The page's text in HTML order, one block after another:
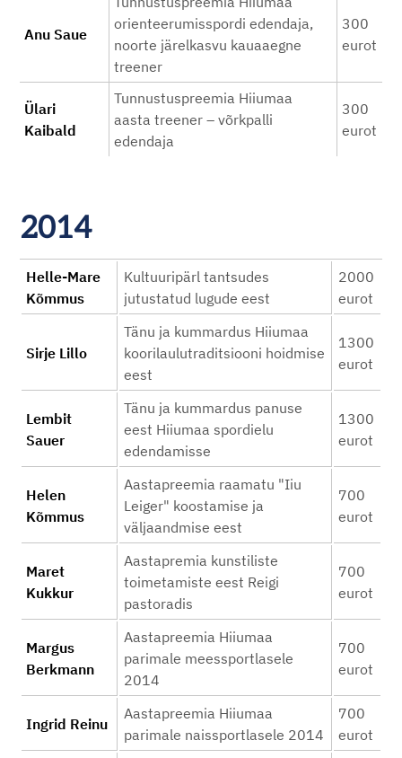
Anu Saue
orienteerumisspordi edendaja,
noorte järelkasvu kauaaegne
treener
300
eurot
Ülari
Kaibald
Tunnustuspreemia Hiiumaa
aasta treener – võrkpalli
edendaja
300
eurot
2014
Helle-Mare
Kõmmus
Kultuuripärl tantsudes
jutustatud lugude eest
2000
eurot
Sirje Lillo
Tänu ja kummardus Hiiumaa
koorilaulutraditsiooni hoidmise
eest
1300
eurot
Lembit
Sauer
Tänu ja kummardus panuse
eest Hiiumaa spordielu
edendamisse
1300
eurot
Helen
Kõmmus
Aastapreemia raamatu "Iiu
Leiger" koostamise ja
väljaandmise eest
700
eurot
Maret
Kukkur
Aastapremia kunstiliste
toimetamiste eest Reigi
pastoradis
700
eurot
Margus
Berkmann
Aastapreemia Hiiumaa
parimale meessportlasele
2014
700
eurot
Ingrid Reinu
Aastapreemia Hiiumaa
parimale naissportlasele 2014
700
eurot